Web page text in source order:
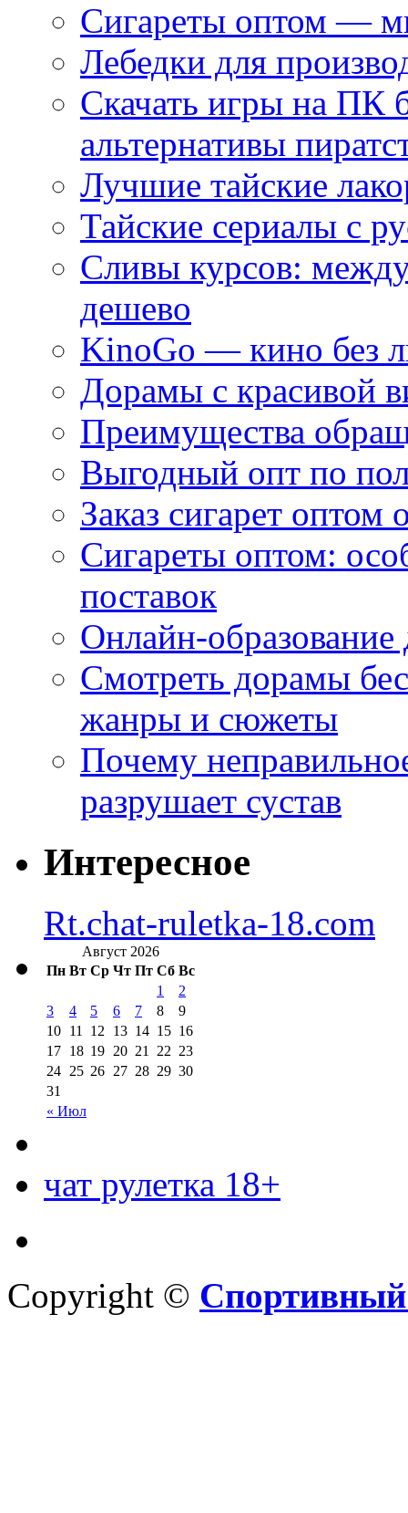
Сигареты оптом —
Лебедки для
Скачать игры на ПК
альтернативы
Лучшие тайские
Тайские сериалы с
Сливы курсов:
дешево
KinoGo — кино без
Дорамы с красивой
Преимущества
Выгодный опт по
Заказ сигарет оптом
Сигареты оптом:
поставок
Онлайн-
Смотреть дорамы
жанры и сюжеты
Почему
разрушает сустав
Интересное
Rt.chat-ruletka-18.com
Август 2026
Пн Вт Ср Чт Пт Сб Вс
« Июл
1
2
3
4 5 6 7 8
9
10 11 12 13 14 15 16
17 18 19 20 21 22 23
24 25 26 27 28 29 30
31
чат рулетка 18+
Copyright © Спортивный